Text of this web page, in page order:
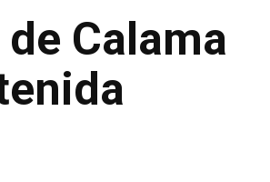
Calama